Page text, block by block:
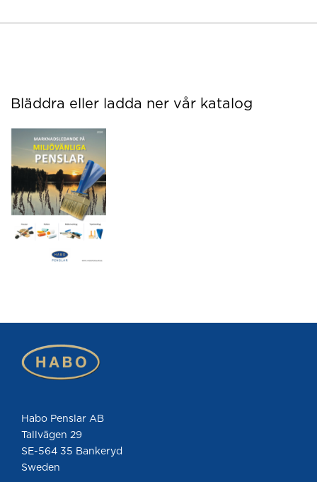
Bläddra eller ladda ner vår katalog
Habo Penslar AB
Tallvägen 29
SE-564 35 Bankeryd
Sweden